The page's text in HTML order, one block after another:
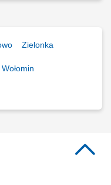
Zielonka
Wołomin